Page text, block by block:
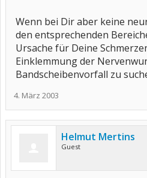
Wenn bei Dir aber keine
den entsprechenden
Ursache für Deine
Einklemmung der
Bandscheibenvorfall zu
4. März 2003
Helmut Mertins
Guest